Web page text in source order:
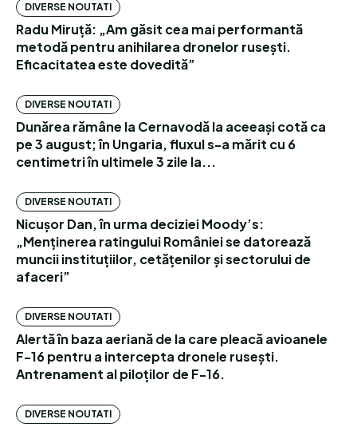
DIVERSE NOUTATI
Radu Miruță: „Am găsit cea mai performantă
metodă pentru anihilarea dronelor rusești.
Eficacitatea este dovedită”
DIVERSE NOUTATI
Dunărea rămâne la Cernavodă la aceeași cotă ca
pe 3 august; în Ungaria, fluxul s-a mărit cu 6
centimetri în ultimele 3 zile la...
DIVERSE NOUTATI
Nicușor Dan, în urma deciziei Moody’s:
„Menținerea ratingului României se datorează
muncii instituțiilor, cetățenilor și sectorului de
afaceri”
DIVERSE NOUTATI
Alertă în baza aeriană de la care pleacă avioanele
F-16 pentru a intercepta dronele rusești.
Antrenament al piloților de F-16.
DIVERSE NOUTATI